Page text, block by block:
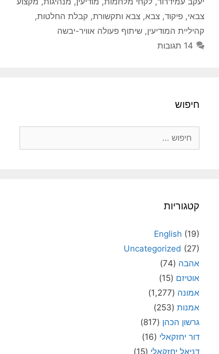
צבאי, פיקוד, צבא, צבא ותקשורת, קבלת החלטות,
קהיליית המודיעין, שיתוף פעולה אוויר-יבשה
14 תגובות
חיפוש
קטגוריות
English (19)
Uncategorized (27)
אהבה (74)
אוטיזם (15)
אמונה (1,277)
אמנות (253)
גרשון הכהן (817)
דור יחזקאלי (16)
דניאל יחזקאלי (15)